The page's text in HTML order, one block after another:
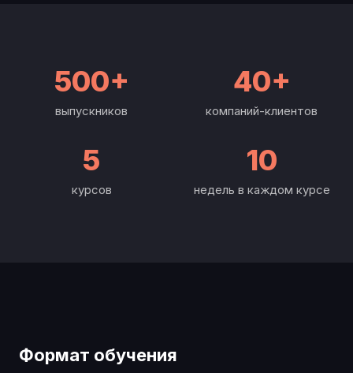
500+
выпускников
40+
компаний-клиентов
5
курсов
10
недель в каждом курсе
Формат обучения